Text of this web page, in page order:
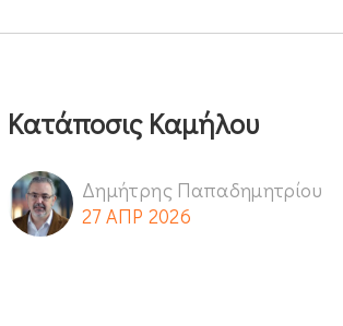
Κατάποσις Καμήλου
Δημήτρης Παπαδημητρίου
27 ΑΠΡ 2026